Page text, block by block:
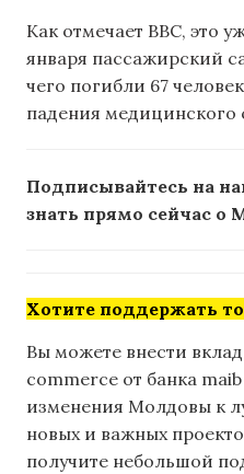
Как отмечает BBC, это
января пассажирский
чего погибли 67
падения медицинского
Подписывайтесь на
знать прямо сейчас о
Хотите поддержать
Вы можете внести
commerce от банка
изменения Молдовы к
новых и важных
получите небольшой